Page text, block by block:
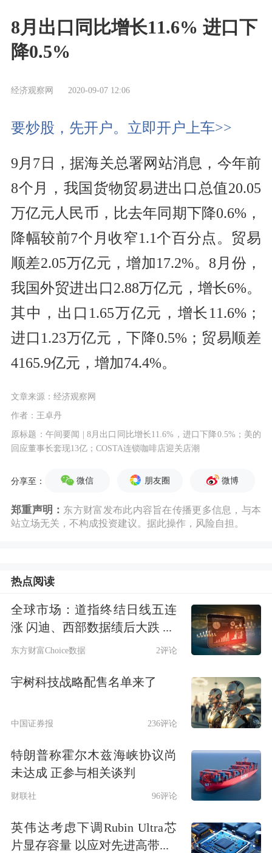
8月出口同比增长11.6% 进口下
降0.5%
经济观察网 2020-09-07 12:06
要炒股，先开户。立即开户上车>>
9月7日，据海关总署网站消息，今年前
8个月，我国货物贸易进出口总值20.05
万亿元人民币，比去年同期下降0.6%，
降幅较前7个月收窄1.1个百分点。贸易
顺差2.05万亿元，增加17.2%。8月份，
我国外贸进出口2.88万亿元，增长6%。
其中，出口1.65万亿元，增长11.6%；
进口1.23万亿元，下降0.5%；贸易顺差
4165.9亿元，增加74.4%。
文章来源：经济观察网
作者：王卓丹
原标题：午间要闻 | 8月出口同比增长11.6%，进口下降0.5%；美的
回应董事长套现13亿；COSTA连锁咖啡店迎关店潮
分享至： 微信 朋友圈 微博
郑重声明： 东方财富发布此内容旨在传播更多信息，与本
站立场无关，不构成投资建议。据此操作，风险自担。
热点阅读
全球市场：道指终结日线五连
涨 闪迪、西部数据绩后大跌 ...
东方财富Choice数据 2评论
宇树科技战略配售名单来了
中国证券报 236评论
特朗普称霍尔木兹海峡协议尚
未达成 正参与相关谈判
财联社 96评论
英伟达考虑下调Rubin Ultra芯
片显存容量 以应对先进高带...